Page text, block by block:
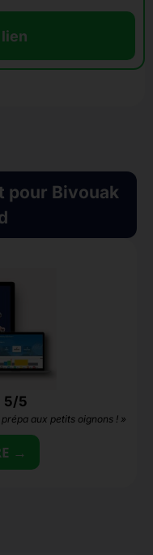
pour Bivouak
5/5
aux petits oignons ! »
→